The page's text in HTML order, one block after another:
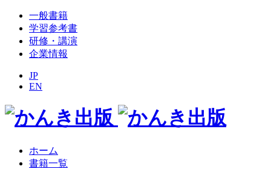
一般書籍
学習参考書
研修・講演
企業情報
JP
EN
ホーム
書籍一覧